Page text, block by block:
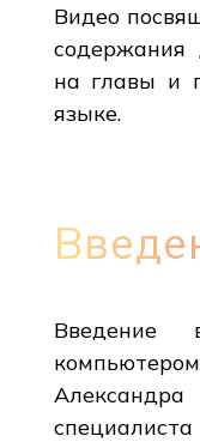
Видео
содержания
на главы и
языке.